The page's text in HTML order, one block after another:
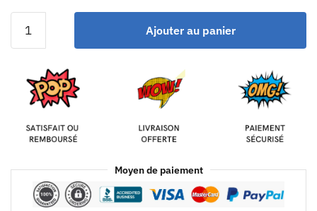
Ajouter au panier
Moyen de paiement